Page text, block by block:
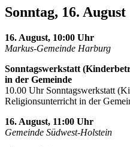
Sonntag, 16. August
16. August, 10:00 Uhr
Markus-Gemeinde Harburg
Sonntagswerkstatt
in der Gemeinde
10.00 Uhr Sonntagswerkstatt
Religionsunterricht in der
16. August, 11:00 Uhr
Gemeinde Südwest-Holstein